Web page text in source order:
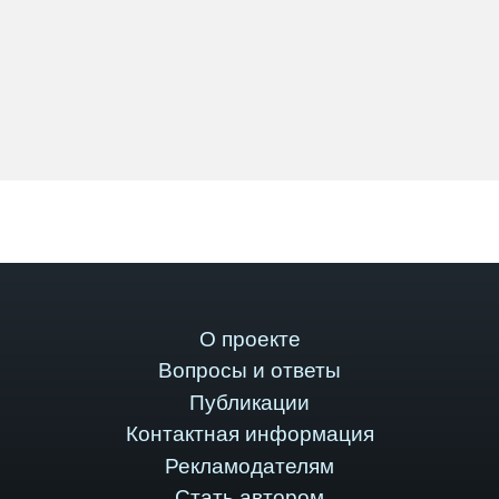
О проекте
Вопросы и ответы
Публикации
Контактная информация
Рекламодателям